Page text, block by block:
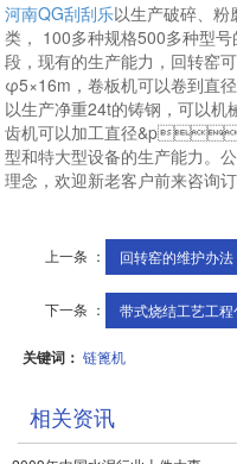
河南QG刮刮乐以生产破碎、粉
类， 100多种规格500多种型
段，现有的生产能力，回
φ5×16m，卷板机可以卷到直
以生产净重24t的铸钢，可以
齿机可以加工直径
型和特大型设备的生产能力。
理念，欢迎新老客户前来咨询订
上一条 ： 回转窑的维护办法
下一条 ： 带式烧结工艺工
关键词：链篦机
相关资讯